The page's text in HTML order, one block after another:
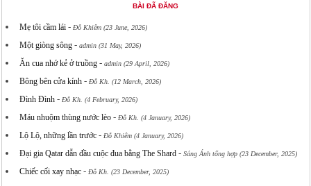
BÀI ĐÃ ĐĂNG
Mẹ tôi cầm lái- Đỗ Khiêm (23 June, 2026)
Một giòng sông- admin (31 May, 2026)
Ăn cua nhớ kẻ ở truồng- admin (29 April, 2026)
Bông bên cửa kính- Đỗ Kh. (12 March, 2026)
Đình Đình- Đỗ Kh. (4 February, 2026)
Máu nhuộm thùng nước lèo- Đỗ Kh. (4 January, 2026)
Lộ Lộ, những lần trước- Đỗ Khiêm (4 January, 2026)
Đại gia Qatar dẫn đầu cuộc đua bằng The Shard- Sáng Ánh tổng hợp (23 December, 2025)
Chiếc cối xay nhạc- Đỗ Kh. (23 December, 2025)